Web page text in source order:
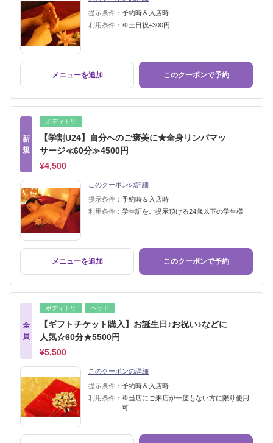
提示条件： 予約時＆入店時
利用条件： ※土日祝+300円
メニューを追加 このクーポンで予約
新
規
ボディトリ
【学割U24】自分へのご褒美に★全身リンパマッ
サージ≪60分≫4500円
¥4,500
このクーポンの詳細
提示条件： 予約時＆入店時
利用条件： 学生証をご提示頂ける24歳以下の学生様
メニューを追加 このクーポンで予約
全
員
ボディトリ ヘッド
【ギフトチケット購入】お誕生日♪お祝い♪などに
人気☆60分★5500円
¥5,500
このクーポンの詳細
提示条件： 予約時＆入店時
利用条件： ※当店にご来店が一度もない方に限り使用
可